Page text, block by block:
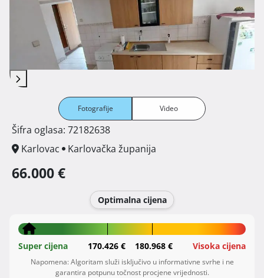
Fotografije Video
Šifra oglasa: 72182638
Karlovac
Karlovačka županija
66.000 €
Optimalna cijena
Super cijena 170.426 € 180.968 € Visoka cijena
Napomena: Algoritam služi isključivo u informativne svrhe i ne
garantira potpunu točnost procjene vrijednosti.